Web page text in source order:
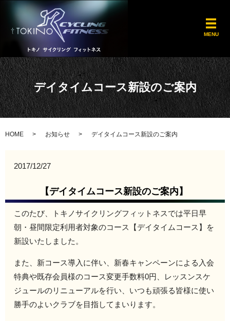
MENU
デイタイムコース新設のご案内
HOME お知らせ デイタイムコース新設のご案内
2017/12/27
【デイタイムコース新設のご案内】
このたび、トキノサイクリングフィットネスでは平日早
朝・昼間限定利用者対象のコース【デイタイムコース】を
新設いたしました。
また、新コース導入に伴い、新春キャンペーンによる入会
特典や既存会員様のコース変更手数料0円、レッスンスケ
ジュールのリニューアルを行い、いつも頑張る皆様に使い
勝手のよいクラブを目指してまいります。